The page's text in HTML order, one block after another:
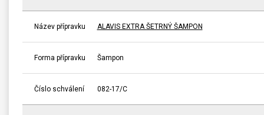
Název přípravku ALAVIS EXTRA ŠETRNÝ ŠAMPON
Forma přípravku Šampon
Číslo schválení 082-17/C